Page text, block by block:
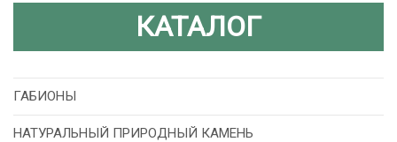
КАТАЛОГ
ГАБИОНЫ
НАТУРАЛЬНЫЙ ПРИРОДНЫЙ КАМЕНЬ